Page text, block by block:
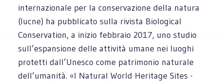
internazionale per la conservazione della natura
(Iucne) ha pubblicato sulla rivista Biological
Conservation, a inizio febbraio 2017, uno studio
sull’espansione delle attività umane nei luoghi
protetti dall’Unesco come patrimonio naturale
dell’umanità. «I Natural World Heritage Sites -